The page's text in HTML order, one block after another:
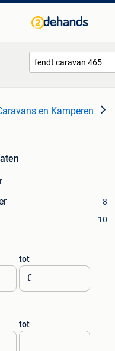
en Kamperen
8
10
tot
€
tot